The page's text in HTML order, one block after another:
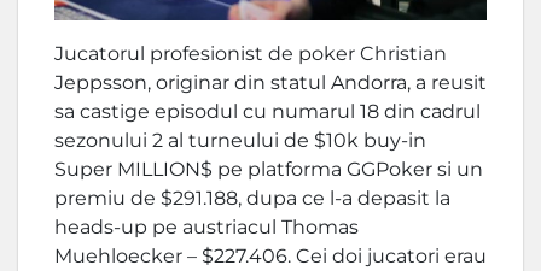
Jucatorul profesionist de poker Christian
Jeppsson, originar din statul Andorra, a reusit
sa castige episodul cu numarul 18 din cadrul
sezonului 2 al turneului de $10k buy-in
Super MILLION$ pe platforma GGPoker si un
premiu de $291.188, dupa ce l-a depasit la
heads-up pe austriacul Thomas
Muehloecker – $227.406. Cei doi jucatori erau